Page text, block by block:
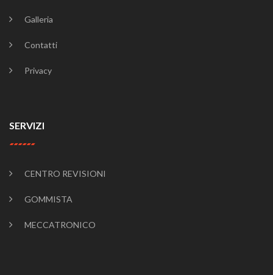
Galleria
Contatti
Privacy
SERVIZI
CENTRO REVISIONI
GOMMISTA
MECCATRONICO